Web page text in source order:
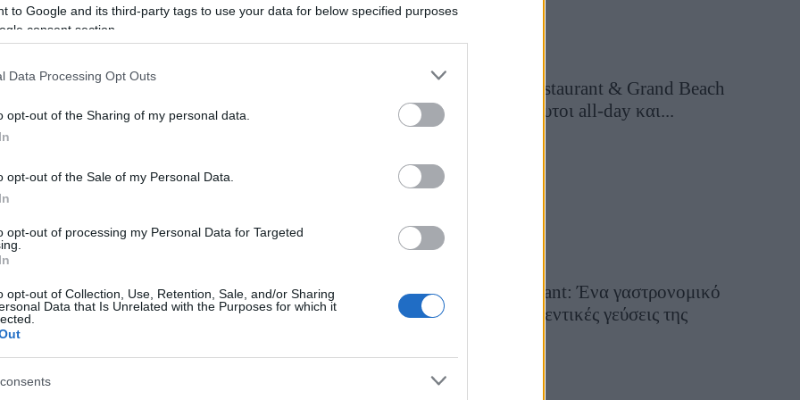
to Google and its third-party tags to use your data for below specified purposes
consent section.
Data Processing Opt Outs
opt-out of the Sharing of my personal data.
opt-out of the Sale of my Personal Data.
opt-out of processing my Personal Data for Targeted
opt-out of Collection, Use, Retention, Sale, and/or Sharing
Data that Is Unrelated with the Purposes for which it
και το γιόρτασε με ένα φαντασμαγορικό πάρτυ.
μικρή μαρίνα της Πέρδικας και με ανεμπόδιστη θέα
το εστιατόριο
προσφέρει ένα σκηνικό
δημιουργώντας μια εμπειρία που συνδυάζει
στο πιάτο σου!
στηνποιότητα των πρώτων υλών και στον
από το
έναν από τους πιο ποιοτικούς προορισμούς
Grand Asia Restaurant & Grand Beach
Club: Οι απόλυτοι all-day και...
Tsapis Restaurant: Ένα γαστρονομικό
ταξίδι στις αυθεντικές γεύσεις της
29 Ιουλίου 2026, 9:54